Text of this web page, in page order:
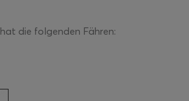
die folgenden Fähren: